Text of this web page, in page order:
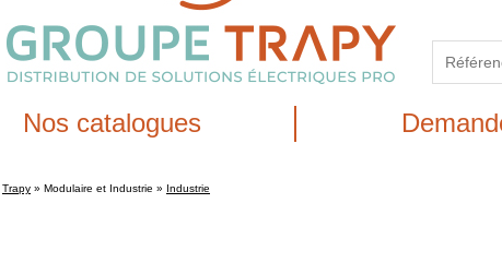
Nos catalogues
Trapy » Modulaire et Industrie » Industrie